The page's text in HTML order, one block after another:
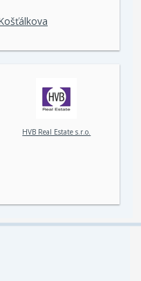
HVB Real Estate s.r.o.